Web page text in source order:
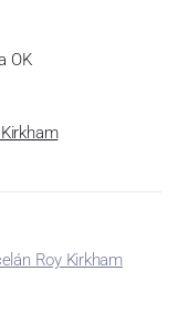
OK
Roy Kirkham